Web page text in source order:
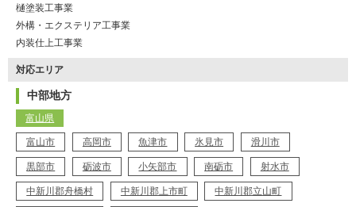
樋塗装工事業
外構・エクステリア工事業
内装仕上工事業
対応エリア
中部地方
富山県
富山市 高岡市 魚津市 氷見市 滑川市
黒部市 砺波市 小矢部市 南砺市 射水市
中新川郡舟橋村 中新川郡上市町 中新川郡立山町